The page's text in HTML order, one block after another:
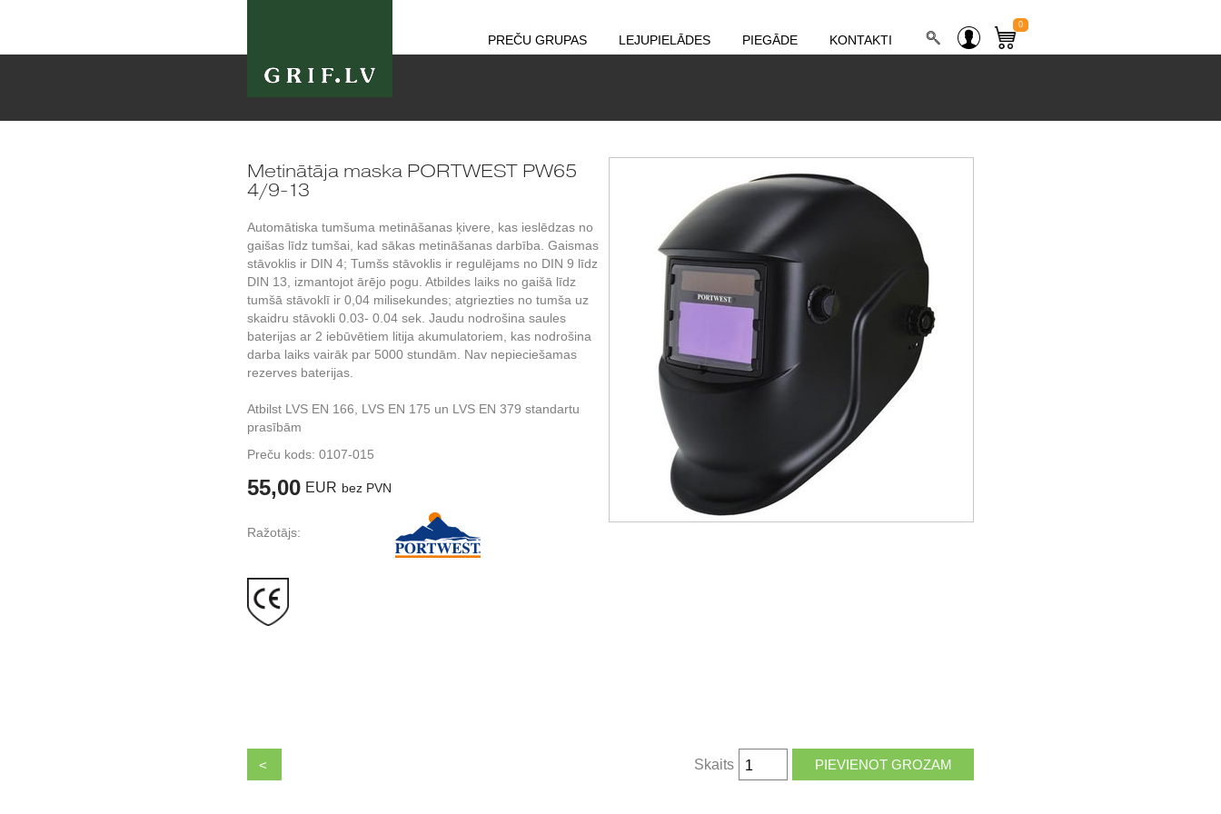
PREČU GRUPAS LEJUPIELĀDES PIEGĀDE KONTAKTI
0
Metinātāja maska PORTWEST PW65
4/9-13
Automātiska tumšuma metināšanas ķivere, kas ieslēdzas no
gaišas līdz tumšai, kad sākas metināšanas darbība. Gaismas
stāvoklis ir DIN 4; Tumšs stāvoklis ir regulējams no DIN 9 līdz
DIN 13, izmantojot ārējo pogu. Atbildes laiks no gaišā līdz
tumšā stāvoklī ir 0,04 milisekundes; atgriezties no tumša uz
skaidru stāvokli 0.03- 0.04 sek. Jaudu nodrošina saules
baterijas ar 2 iebūvētiem litija akumulatoriem, kas nodrošina
darba laiks vairāk par 5000 stundām. Nav nepieciešamas
rezerves baterijas.
Atbilst LVS EN 166, LVS EN 175 un LVS EN 379 standartu
prasībām
Preču kods: 0107-015
55,00 EUR bez PVN
Ražotājs:
< Skaits